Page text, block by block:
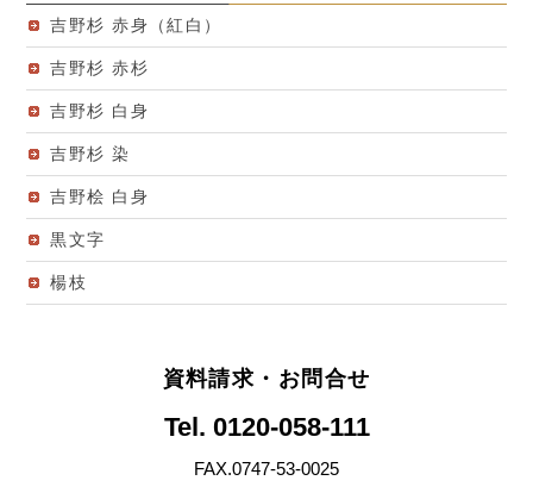
吉野杉 赤身（紅白）
吉野杉 赤杉
吉野杉 白身
吉野杉 染
吉野桧 白身
黒文字
楊枝
資料請求・お問合せ
Tel. 0120-058-111
FAX.0747-53-0025